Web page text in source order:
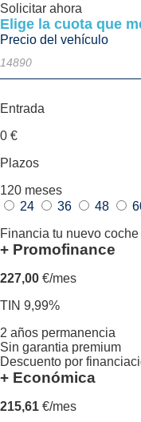
Solicitar ahora
Elige la cuota que
Precio del vehículo
Entrada
0 €
Plazos
120 meses
24
36 48
Financia tu nuevo
+ Promofinance
227,00 €/mes
TIN 9,99%
2 años permanencia
Sin garantia premium
Descuento por
+ Económica
215,61 €/mes